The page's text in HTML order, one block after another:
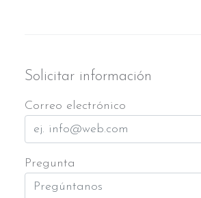
Solicitar información
Correo electrónico
Pregunta